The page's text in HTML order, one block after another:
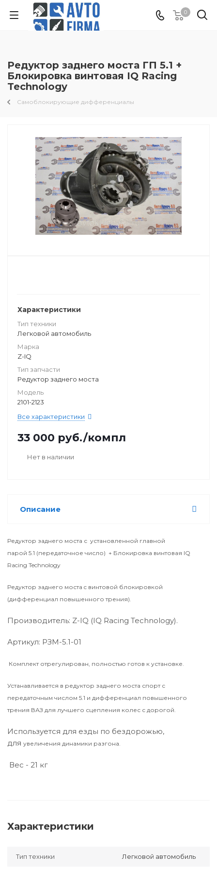
0
Редуктор заднего моста ГП 5.1 +
Блокировка винтовая IQ Racing
Technology
Самоблокирующие дифференциалы
Характеристики
Тип техники
Легковой автомобиль
Марка
Z-IQ
Тип запчасти
Редуктор заднего моста
Модель
2101-2123
Все характеристики
33 000 руб./компл
Нет в наличии
Описание
Редуктор заднего моста с установленной главной
парой 5.1 (передаточное число) + Блокировка винтовая IQ
Racing Technology
Редуктор заднего моста c винтовой блокировкой
(дифференциал повышенного трения).
Производитель: Z-IQ (IQ Racing Technology).
Артикул: РЗМ-5.1-01
Комплект отрегулирован, полностью готов к установке.
Устанавливается в редуктор заднего моста спорт с
передаточным числом 5.1 и дифференциал повышенного
трения ВАЗ для лучшего сцепления колес с дорогой.
Используется для езды по бездорожью,
для увеличения динамики разгона.
Вес - 21 кг
Характеристики
Тип техники Легковой автомобиль